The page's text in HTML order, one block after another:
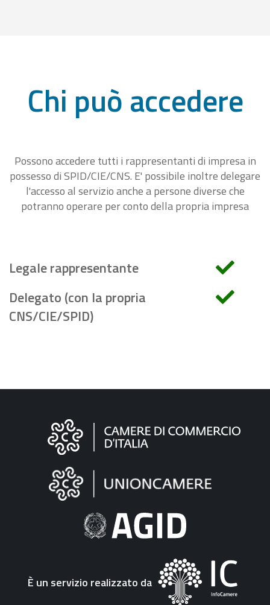
Chi può accedere
Possono accedere tutti i rappresentanti di impresa in
possesso di SPID/CIE/CNS. E' possibile inoltre delegare
l'accesso al servizio anche a persone diverse che
potranno operare per conto della propria impresa
Legale rappresentante
Delegato (con la propria
CNS/CIE/SPID)
Informazioni
"Fattura
Elettronica"
È un servizio realizzato da